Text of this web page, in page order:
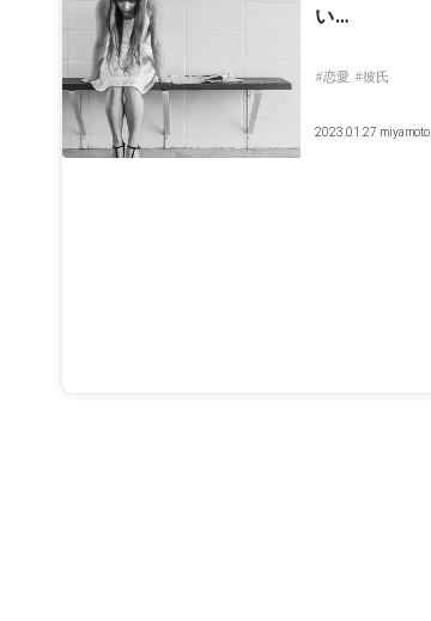
い…
#恋愛#彼氏
2023.01.27 miyamoto